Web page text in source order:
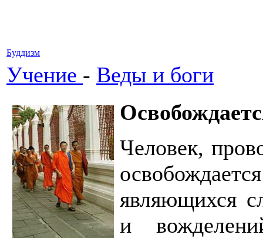
Буддизм
Учение - Веды и боги
Человек,
являющихся
и